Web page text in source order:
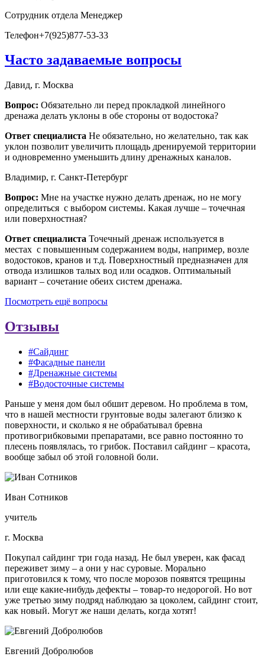
Сотрудник отдела Менеджер
Телефон+7(925)877-53-33
Часто задаваемые вопросы
Давид, г. Москва
Вопрос: Обязательно ли перед прокладкой линейного
дренажа делать уклоны в обе стороны от водостока?
Ответ специалиста Не обязательно, но желательно, так как
уклон позволит увеличить площадь дренируемой территории
и одновременно уменьшить длину дренажных каналов.
Владимир, г. Санкт-Петербург
Вопрос: Мне на участке нужно делать дренаж, но не могу
определиться с выбором системы. Какая лучше – точечная
или поверхностная?
Ответ специалиста Точечный дренаж используется в
местах с повышенным содержанием воды, например, возле
водостоков, кранов и т.д. Поверхностный предназначен для
отвода излишков талых вод или осадков. Оптимальный
вариант – сочетание обеих систем дренажа.
Посмотреть ещё вопросы
Отзывы
#Сайдинг
#Фасадные панели
#Дренажные системы
#Водосточные системы
Раньше у меня дом был обшит деревом. Но проблема в том,
что в нашей местности грунтовые воды залегают близко к
поверхности, и сколько я не обрабатывал бревна
противогрибковыми препаратами, все равно постоянно то
плесень появлялась, то грибок. Поставил сайдинг – красота,
вообще забыл об этой головной боли.
Иван Сотников
учитель
г. Москва
Покупал сайдинг три года назад. Не был уверен, как фасад
переживет зиму – а они у нас суровые. Морально
приготовился к тому, что после морозов появятся трещины
или еще какие-нибудь дефекты – товар-то недорогой. Но вот
уже третью зиму подряд наблюдаю за цоколем, сайдинг стоит,
как новый. Могут же наши делать, когда хотят!
Евгений Добролюбов